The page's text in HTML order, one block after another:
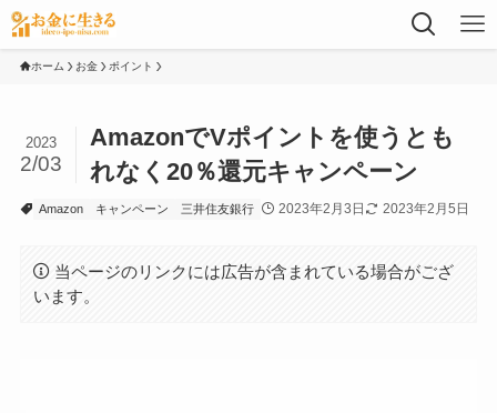
ホーム お金 ポイント
AmazonでVポイントを使うとも
れなく20％還元キャンペーン
2023
2/03
Amazon キャンペーン 三井住友銀行 2023年2月3日 2023年2月5日
当ページのリンクには広告が含まれている場合がござ
います。